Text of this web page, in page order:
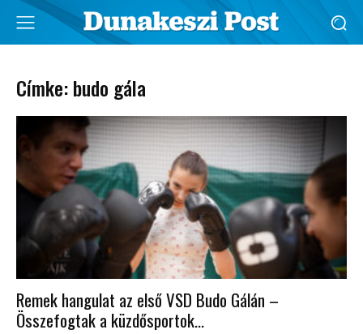
Címke: budo gála
Remek hangulat az első VSD Budo Gálán –
Összefogtak a küzdősportok...